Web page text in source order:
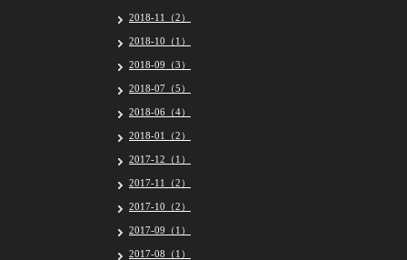
2018-11（2）
2018-10（1）
2018-09（3）
2018-07（5）
2018-06（4）
2018-01（2）
2017-12（1）
2017-11（2）
2017-10（2）
2017-09（1）
2017-08（1）